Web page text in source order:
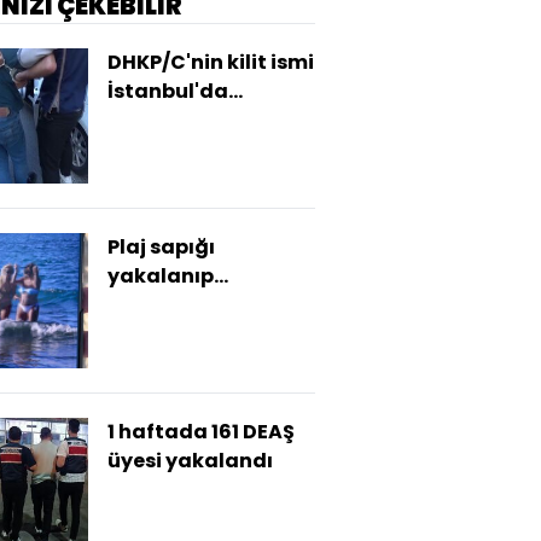
DHKP/C'nin kilit ismi
İstanbul'da
Plaj sapığı
yakalanıp
1 haftada 161 DEAŞ
üyesi yakalandı